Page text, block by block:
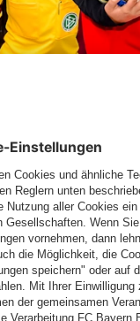
GEGEN
zur Allianz Arena
steigt das
sowie die
FC Bayern, Werder